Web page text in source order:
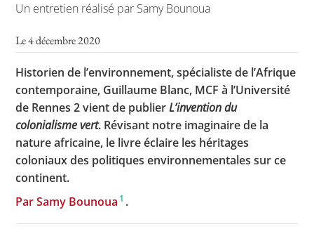
Un entretien réalisé par Samy Bounoua
Le 4 décembre 2020
Historien de l’environnement, spécialiste de l’Afrique
contemporaine, Guillaume Blanc, MCF à l’Université
de Rennes 2 vient de publierL’invention du
colonialisme vert. Révisant notre imaginaire de la
nature africaine, le livre éclaire les héritages
coloniaux des politiques environnementales sur ce
continent.
Par Samy Bounoua 1 .